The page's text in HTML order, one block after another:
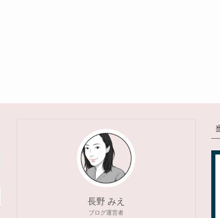
長野 みえ
ブログ運営者